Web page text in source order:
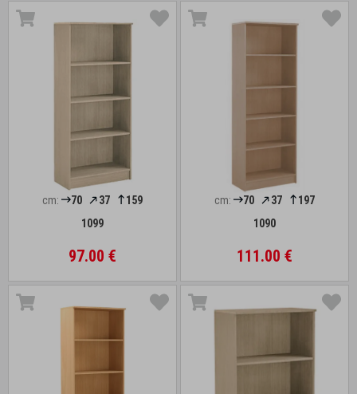
cm: 70 37
159
1099
97.00 €
cm: 70 37
197
1090
111.00 €